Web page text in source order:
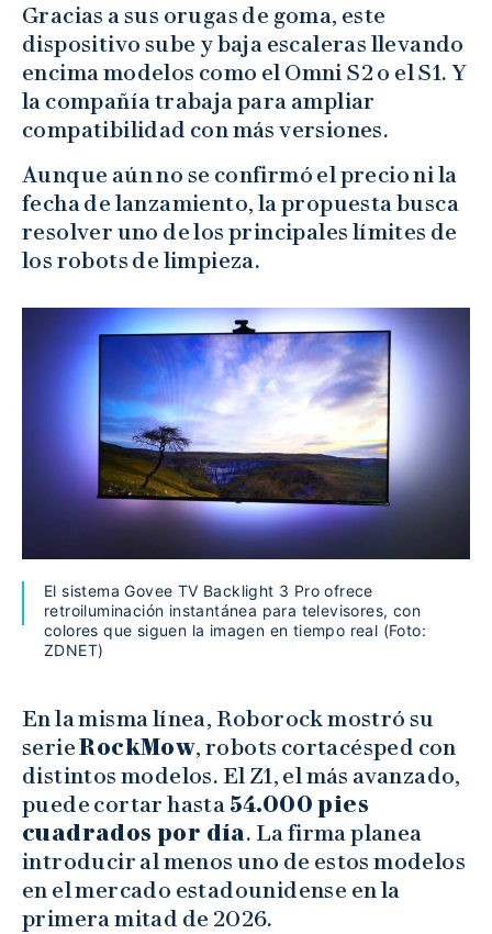
Gracias a sus orugas de goma, este
dispositivo sube y baja escaleras llevando
encima modelos como el Omni S2 o el S1. Y
la compañía trabaja para ampliar
compatibilidad con más versiones.
Aunque aún no se confirmó el precio ni la
fecha de lanzamiento, la propuesta busca
resolver uno de los principales límites de
los robots de limpieza.
El sistema Govee TV Backlight 3 Pro ofrece
retroiluminación instantánea para televisores, con
colores que siguen la imagen en tiempo real (Foto:
ZDNET)
En la misma línea, Roborock mostró su
serieRockMow, robots cortacésped con
distintos modelos. El Z1, el más avanzado,
puede cortar hasta 54.000 pies
cuadrados por día. La firma planea
introducir al menos uno de estos modelos
en el mercado estadounidense en la
primera mitad de 2026.